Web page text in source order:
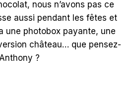
nous n’avons pas ce
aussi pendant les fêtes et
une photobox payante, une
château… que pensez-
?